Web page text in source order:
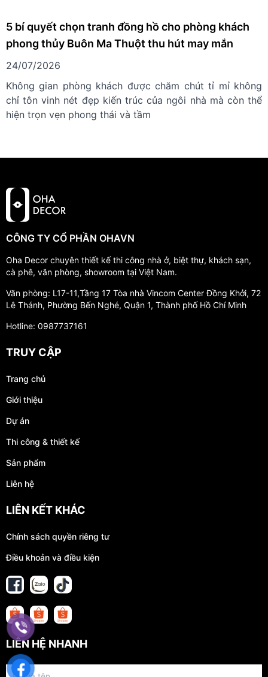
5 bí quyết chọn tranh đồng hồ cho phòng khách
phong thủy Buôn Ma Thuột thu hút may mắn
24/07/2026
Không gian phòng khách được chăm chút tỉ mỉ không
chỉ tôn vinh nét đẹp kiến trúc của ngôi nhà mà còn thể
hiện trọn vẹn phong thái và tầm
CÔNG TY CỔ PHẦN OHAVN
Oha Decor chuyên thiết kế thi công nhà ở, biệt thự, khách sạn,
cà phê, văn phòng, showroom tại Việt Nam.
Văn phòng: L17-11,Tầng 17 Tòa nhà Vincom Center Đồng Khởi, 72
Lê Thánh, Phường Bến Nghé, Quận 1, Thành phố Hồ Chí Minh
Hotline: 0987737161
TRUY CẬP
Trang chủ
Giới thiệu
Dự án
Thi công & thiết kế
Sản phẩm
Liên hệ
LIÊN KẾT KHÁC
Chính sách quyền riêng tư
Điều khoản và điều kiện
LIÊN HỆ NHANH